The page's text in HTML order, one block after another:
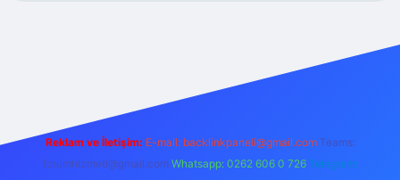
Reklam ve İletişim: E-mail: backlinkpaneli@gmail.com Teams:
forumhizmeti@gmail.com Whatsapp: 0262 606 0 726 Telegram: